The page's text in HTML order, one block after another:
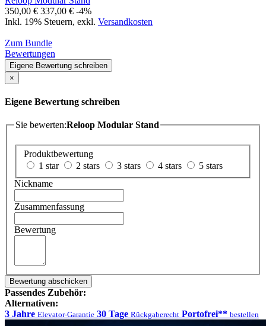
350,00 € 337,00 € -4%
Inkl. 19% Steuern, exkl. Versandkosten
Zum Bundle
Bewertungen
Eigene Bewertung schreiben
×
Eigene Bewertung schreiben
Sie bewerten:Reloop Modular Stand
Produktbewertung
1 star
2 stars 3 stars 4 stars
5 stars
Nickname
Zusammenfassung
Bewertung
Bewertung abschicken
Passendes Zubehör:
Alternativen:
3 Jahre Elevator-Garantie 30 Tage Rückgaberecht Portofrei** bestellen